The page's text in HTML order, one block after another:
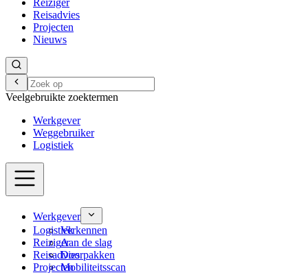
Reiziger
Reisadvies
Projecten
Nieuws
Veelgebruikte zoektermen
Werkgever
Weggebruiker
Logistiek
Werkgever
Verkennen
Aan de slag
Doorpakken
Mobiliteitsscan
Logistiek
Reiziger
Reisadvies
Projecten